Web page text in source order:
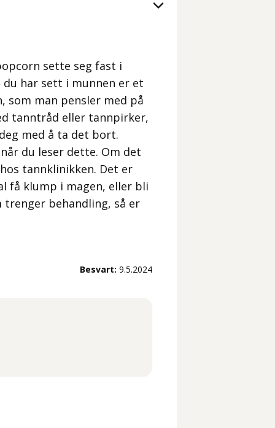
sette seg fast i
har sett i munnen er et
som man pensler med på
tanntråd eller tannpirker,
med å ta det bort.
du leser dette. Om det
tannklinikken. Det er
få klump i magen, eller bli
behandling, så er
Besvart: 9.5.2024